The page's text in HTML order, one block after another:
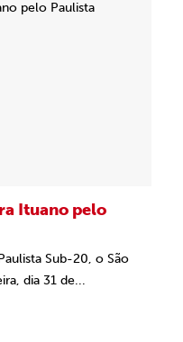
Ituano pelo
Sub-20, o São
dia 31 de...